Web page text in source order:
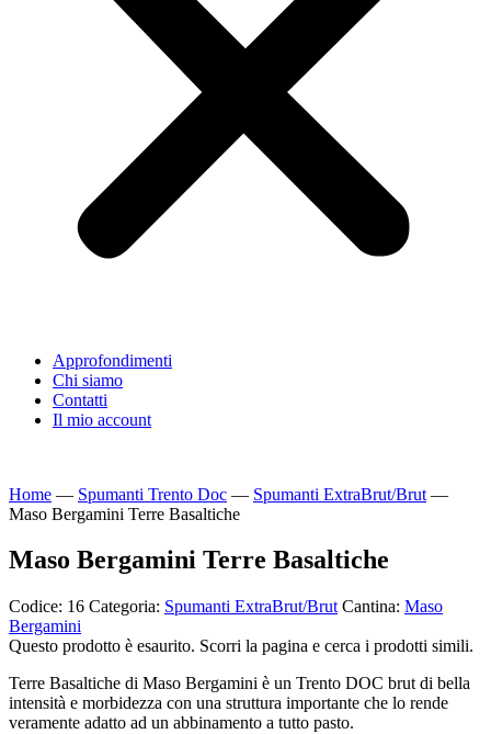
Approfondimenti
Chi siamo
Contatti
Il mio account
Home — Spumanti Trento Doc — Spumanti ExtraBrut/Brut —
Maso Bergamini Terre Basaltiche
Maso Bergamini Terre Basaltiche
Codice: 16 Categoria: Spumanti ExtraBrut/Brut Cantina: Maso
Bergamini
Questo prodotto è esaurito. Scorri la pagina e cerca i prodotti simili.
Terre Basaltiche di Maso Bergamini è un Trento DOC brut di bella
intensità e morbidezza con una struttura importante che lo rende
veramente adatto ad un abbinamento a tutto pasto.